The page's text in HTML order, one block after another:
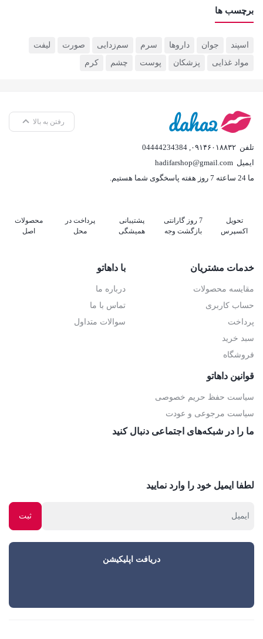
برچسب ها
اسپند جوان‌ داروها سرم سم‌زدایی صورت
لیفت
مواد غذایی
پزشکان پوست چشم کرم
رفتن به بالا
تلفن ۰۹۱۴۶۰۱۸۸۳۲,
04444234384
ایمیل hadifarshop@gmail.com
ما 24 ساعته 7 روز هفته پاسخگوی شما هستیم.
تحویل
اکسپرس
7 روز گارانتی
بازگشت وجه
پشتیبانی
همیشگی
پرداخت در
محل
محصولات
اصل
خدمات مشتریان
مقایسه محصولات
حساب کاربری
پرداخت
سبد خرید
فروشگاه
با داهاتو
درباره ما
تماس با ما
سوالات متداول
قوانین داهاتو
سیاست حفظ حریم خصوصی
سیاست مرجوعی و عودت
ما را در شبکه‌های اجتماعی دنبال کنید
لطفا ایمیل خود را وارد نمایید
دریافت اپلیکیشن